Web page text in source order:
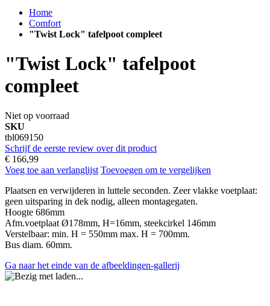
Home
Comfort
"Twist Lock" tafelpoot compleet
"Twist Lock" tafelpoot
compleet
Niet op voorraad
SKU
tbl069150
Schrijf de eerste review over dit product
€ 166,99
Voeg toe aan verlanglijst Toevoegen om te vergelijken
Plaatsen en verwijderen in luttele seconden. Zeer vlakke voetplaat:
geen uitsparing in dek nodig, alleen montagegaten.
Hoogte 686mm
Afm.voetplaat Ø178mm, H=16mm, steekcirkel 146mm
Verstelbaar: min. H = 550mm max. H = 700mm.
Bus diam. 60mm.
Ga naar het einde van de afbeeldingen-gallerij